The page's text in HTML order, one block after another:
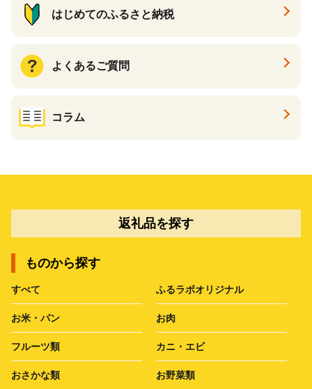
はじめてのふるさと納税
よくあるご質問
コラム
返礼品を探す
ものから探す
すべて ふるラボオリジナル
お米・パン お肉
フルーツ類 カニ・エビ
おさかな類 お野菜類